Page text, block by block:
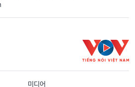
Hàn
미디어